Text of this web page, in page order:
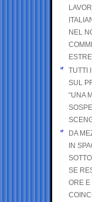
NEL
TUTTI
SUL
“UNA
DA
IN
SE
ORE E